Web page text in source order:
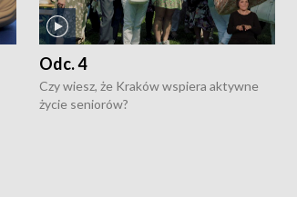
Odc. 4
Czy wiesz, że Kraków wspiera aktywne
życie seniorów?